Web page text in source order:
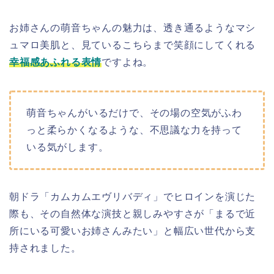
お姉さんの萌音ちゃんの魅力は、透き通るようなマシ
ュマロ美肌と、見ているこちらまで笑顔にしてくれる
幸福感あふれる表情ですよね。
萌音ちゃんがいるだけで、その場の空気がふわ
っと柔らかくなるような、不思議な力を持って
いる気がします。
朝ドラ「カムカムエヴリバディ」でヒロインを演じた
際も、その自然体な演技と親しみやすさが「まるで近
所にいる可愛いお姉さんみたい」と幅広い世代から支
持されました。